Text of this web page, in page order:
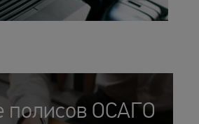
полисов ОСАГО